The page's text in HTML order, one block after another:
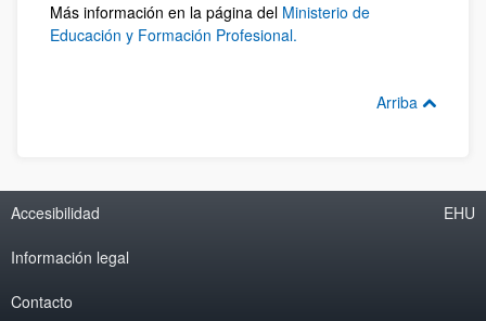
Más información en la página del Ministerio de
Educación y Formación Profesional.
Arriba
Accesibilidad
Información legal
Contacto
EHU